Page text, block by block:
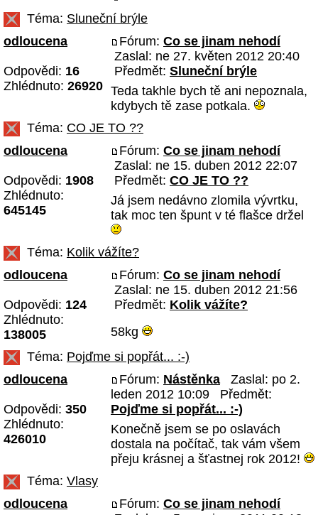
Téma: Sluneční brýle
odloucena
Odpovědi: 16
Zhlédnuto: 26920
Fórum: Co se jinam nehodí
Zaslal: ne 27. květen 2012 20:40
Předmět: Sluneční brýle
Teda takhle bych tě ani nepoznala,
kdybych tě zase potkala.
Téma: CO JE TO ??
odloucena
Odpovědi: 1908
Zhlédnuto:
645145
Fórum: Co se jinam nehodí
Zaslal: ne 15. duben 2012 22:07
Předmět: CO JE TO ??
Já jsem nedávno zlomila vývrtku,
tak moc ten špunt v té flašce držel
Téma: Kolik vážíte?
odloucena
Odpovědi: 124
Zhlédnuto:
138005
Fórum: Co se jinam nehodí
Zaslal: ne 15. duben 2012 21:56
Předmět: Kolik vážíte?
58kg
Téma: Pojďme si popřát... :-)
odloucena
Odpovědi: 350
Zhlédnuto:
426010
Fórum: Nástěnka Zaslal: po 2.
leden 2012 10:09 Předmět:
Pojďme si popřát... :-)
Konečně jsem se po oslavách
dostala na počítač, tak vám všem
přeju krásnej a šťastnej rok 2012!
Téma: Vlasy
odloucena
Fórum: Co se jinam nehodí